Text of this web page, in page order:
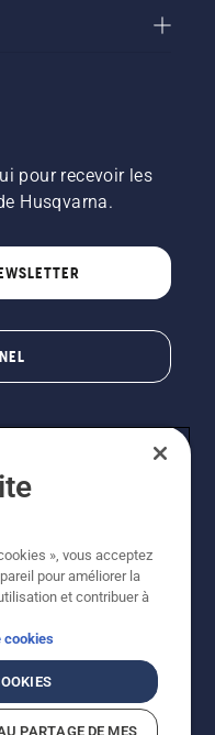
pour recevoir les
Husqvarna.
réservés. Les prix
Photos non
sont des prix de
direct.
aux cookies
», vous acceptez
pour améliorer la
et contribuer à
cookies
PARTAGE DE MES